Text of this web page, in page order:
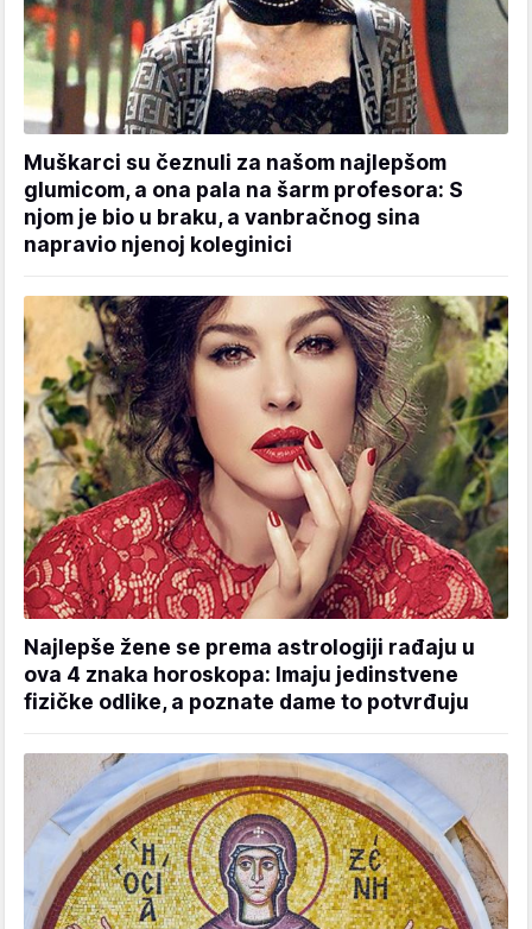
Muškarci su čeznuli za našom najlepšom
glumicom, a ona pala na šarm profesora: S
njom je bio u braku, a vanbračnog sina
napravio njenoj koleginici
Najlepše žene se prema astrologiji rađaju u
ova 4 znaka horoskopa: Imaju jedinstvene
fizičke odlike, a poznate dame to potvrđuju